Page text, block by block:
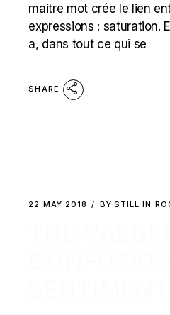
maitre mot crée le lien
expressions : saturation.
a, dans tout ce qui se
SHARE
22 MAY 2018 BY STILL IN